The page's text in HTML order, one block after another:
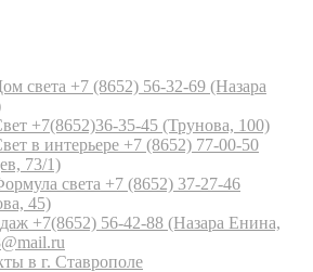
света +7 (8652) 56-32-69 (Назара
+7(8652)36-35-45 (Трунова, 100)
в интерьере +7 (8652) 77-00-50
73/1)
света +7 (8652) 37-27-46
45)
+7(8652) 56-42-88 (Назара Енина,
в г. Ставрополе